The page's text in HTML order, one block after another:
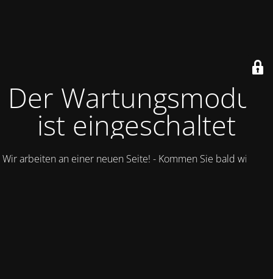
Der Wartungsmodus
ist eingeschaltet
Wir arbeiten an einer neuen Seite! - Kommen Sie bald wieder.